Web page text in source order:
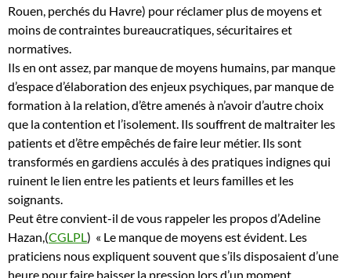
Rouen, perchés du Havre) pour réclamer plus de moyens et
moins de contraintes bureaucratiques, sécuritaires et
normatives.
Ils en ont assez, par manque de moyens humains, par manque
d’espace d’élaboration des enjeux psychiques, par manque de
formation à la relation, d’être amenés à n’avoir d’autre choix
que la contention et l’isolement. Ils souffrent de maltraiter les
patients et d’être empêchés de faire leur métier. Ils sont
transformés en gardiens acculés à des pratiques indignes qui
ruinent le lien entre les patients et leurs familles et les
soignants.
Peut être convient-il de vous rappeler les propos d’Adeline
Hazan,(CGLPL) « Le manque de moyens est évident. Les
praticiens nous expliquent souvent que s’ils disposaient d’une
heure pour faire baisser la pression lors d’un moment